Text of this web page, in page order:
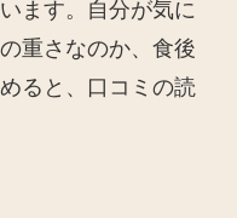
ます。自分が気に
重さなのか、食後
ると、口コミの読